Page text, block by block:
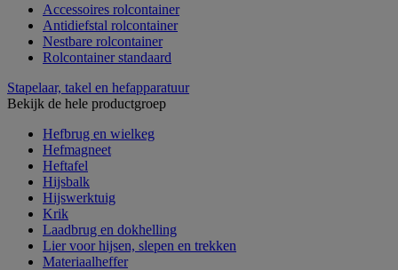
Accessoires rolcontainer
Antidiefstal rolcontainer
Nestbare rolcontainer
Rolcontainer standaard
Stapelaar, takel en hefapparatuur
Bekijk de hele productgroep
Hefbrug en wielkeg
Hefmagneet
Heftafel
Hijsbalk
Hijswerktuig
Krik
Laadbrug en dokhelling
Lier voor hijsen, slepen en trekken
Materiaalheffer